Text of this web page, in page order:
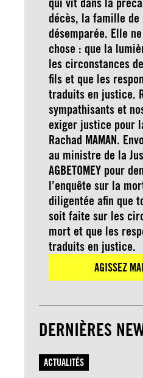
décès, la famille de
désemparée. Elle
chose : que la
les circonstances
fils et que les
traduits en justice.
sympathisants et
exiger justice pour
Rachad MAMAN.
au ministre de la
AGBETOMEY pour
l’enquête sur la
diligentée afin que
soit faite sur les
mort et que les
traduits en justice.
AGISSEZ
DERNIÈRES
ACTUALITÉS